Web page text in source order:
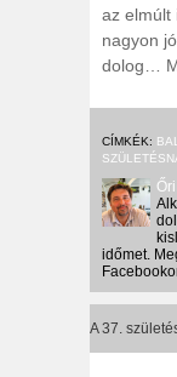
az elmúlt
nagyon
dolog…
CÍMKÉK:
időmet.
A 37.